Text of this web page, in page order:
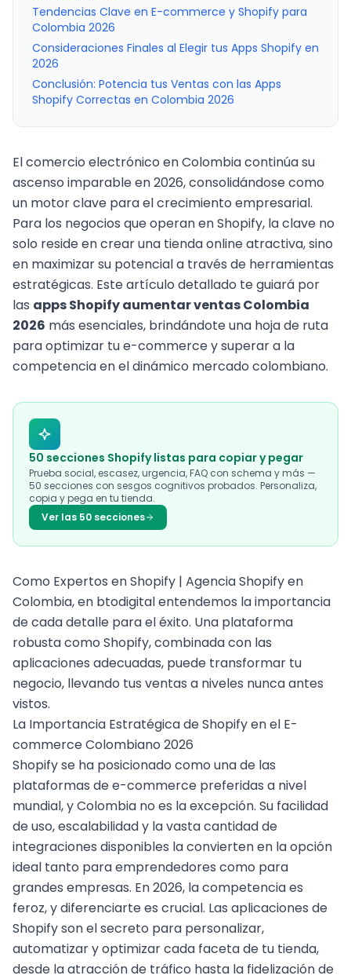
Tendencias Clave en E-commerce y Shopify para
Colombia 2026
Consideraciones Finales al Elegir tus Apps Shopify en
2026
Conclusión: Potencia tus Ventas con las Apps
Shopify Correctas en Colombia 2026
El comercio electrónico en Colombia continúa su
ascenso imparable en 2026, consolidándose como
un motor clave para elcrecimiento empresarial.
Para los negocios que operan en Shopify, la clave no
solo reside encrear una tienda online atractiva, sino
en maximizar su potencial a través de herramientas
estratégicas. Este artículo detallado te guiará por
las apps Shopify aumentar ventas Colombia
2026 más esenciales, brindándote una hoja de ruta
para optimizar tu e-commerce y superar a la
competencia en el dinámico mercado colombiano.
50 secciones Shopify listas para copiar y pegar
Prueba social, escasez, urgencia, FAQ con schema y más —
50 secciones con sesgos cognitivos probados. Personaliza,
copia y pega en tu tienda.
Ver las 50 secciones
Como Expertos en Shopify | Agencia Shopifyen
Colombia, en btodigital entendemos la importancia
de cada detalle para el éxito. Una plataforma
robusta como Shopify, combinada con las
aplicaciones adecuadas, puede transformar tu
negocio, llevando tus ventas a niveles nunca antes
vistos.
La Importancia Estratégica de Shopify en el E-
commerce Colombiano 2026
Shopify se ha posicionado como una de las
plataformas de e-commerce preferidas a nivel
mundial, y Colombia no es la excepción. Su facilidad
de uso, escalabilidad y la vasta cantidad de
integraciones disponibles la convierten en la opción
ideal tanto para emprendedores como para
grandes empresas. En 2026, la competencia es
feroz, y diferenciarte es crucial. Las aplicaciones de
Shopify son el secreto para personalizar,
automatizar y optimizar cada faceta de tu tienda,
desde la atracción de tráfico hasta la fidelización de